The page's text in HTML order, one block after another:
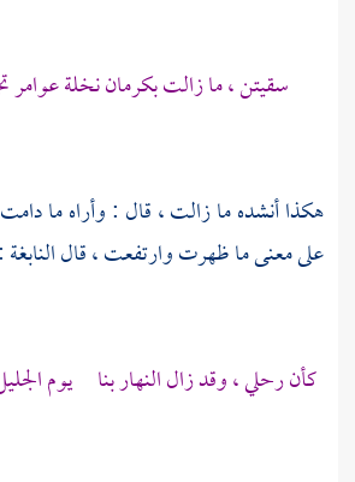
سقيتن ، ما زالت بكرمان نخلة عوامر
هكذا أنشده ما زالت ، قال : وأراه ما
على معنى ما ظهرت وارتفعت ، قالالنابغة:
كأن رحلي ، وقد زال النهار بنا يوم